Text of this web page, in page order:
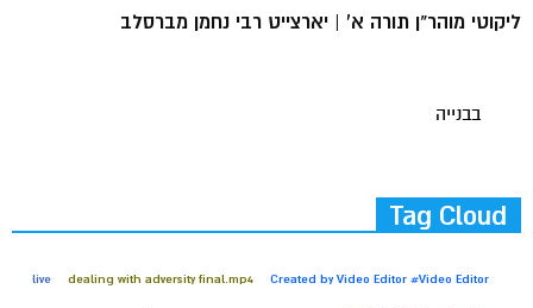
ליקוטי מוהר"ן תורה א' | יארצייט רבי נחמן מברסלב
בבנייה
Tag Cloud
Created by Video Editor #Video Editor
dealing with adversity final.mp4
live